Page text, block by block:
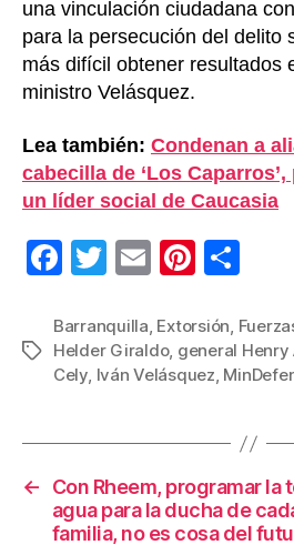
una vinculación ciudadana
para la persecución del delito
más difícil obtener resultados
ministro Velásquez.
Lea también: Condenan a
cabecilla de ‘Los
un líder social de Caucasia
F
c
e
o
o
k
T
tt
er
E
ail
Pi
er
e
m
p
tir
Etiquetas
Barranquilla, Extorsión,
Helder Giraldo, general
Cely, Iván Velásquez,
←
Con Rheem, programar la
agua para la ducha de
familia, no es cosa del